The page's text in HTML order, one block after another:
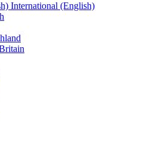
International (English)